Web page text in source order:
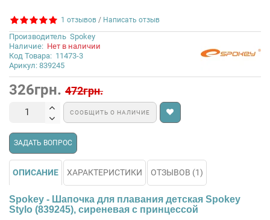
1 отзывов / Написать отзыв
Производитель Spokey
Наличие: Нет в наличии
Код Товара: 11473-3
Арикул: 839245
326грн. 472грн.
СООБЩИТЬ О НАЛИЧИЕ
ЗАДАТЬ ВОПРОС
ОПИСАНИЕ ХАРАКТЕРИСТИКИ ОТЗЫВОВ (1)
Spokey - Шапочка для плавания детская Spokey
Stylo (839245), сиреневая с принцессой